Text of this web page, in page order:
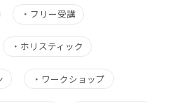
・ フリー受講
・ ホリスティック
・ ワークショップ